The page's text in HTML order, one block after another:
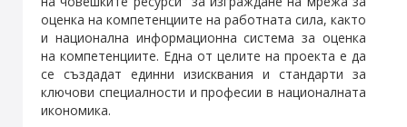
оценка на компетенциите на работната сила, както
и национална информационна система за оценка
на компетенциите. Една от целите на проекта е да
се създадат единни изисквания и стандарти за
ключови специалности и професии в националната
икономика.